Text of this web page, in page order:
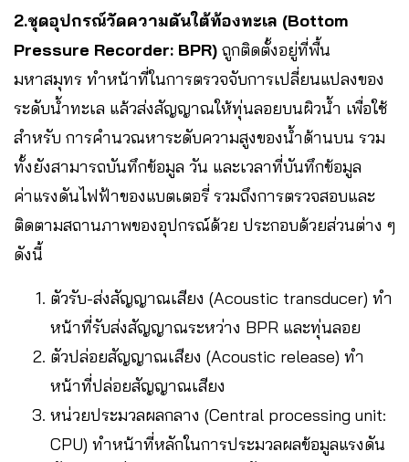
2.ชุดอุปกรณ์วัดความดันใต้ท้องทะเล (Bottom
Pressure Recorder: BPR) ถูกติดตั้งอยู่ที่พื้น
มหาสมุทร ทำหน้าที่ในการตรวจจับการเปลี่ยนแปลงของ
ระดับน้ำทะเล แล้วส่งสัญญาณให้ทุ่นลอยบนผิวน้ำ เพื่อใช้
สำหรับ การคำนวณหาระดับความสูงของน้ำด้านบน รวม
ทั้งยังสามารถบันทึกข้อมูล วัน และเวลาที่บันทึกข้อมูล
ค่าแรงดันไฟฟ้าของแบตเตอรี่ รวมถึงการตรวจสอบและ
ติดตามสถานภาพของอุปกรณ์ด้วย ประกอบด้วยส่วนต่าง ๆ
ดังนี้
ตัวรับ-ส่งสัญญาณเสียง (Acoustic transducer) ทำ
หน้าที่รับส่งสัญญาณระหว่าง BPR และทุ่นลอย
ตัวปล่อยสัญญาณเสียง (Acoustic release) ทำ
หน้าที่ปล่อยสัญญาณเสียง
หน่วยประมวลผลกลาง (Central processing unit:
CPU) ทำหน้าที่หลักในการประมวลผลข้อมูลแรงดัน